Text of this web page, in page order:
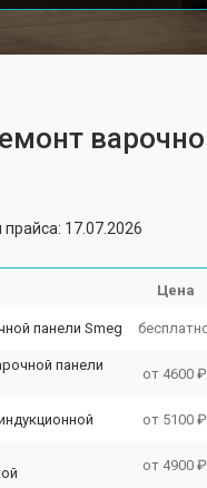
17.07.2026
Цена
панели Smeg
панели
от 4600 ₽
от 5100 ₽
от 4900 ₽